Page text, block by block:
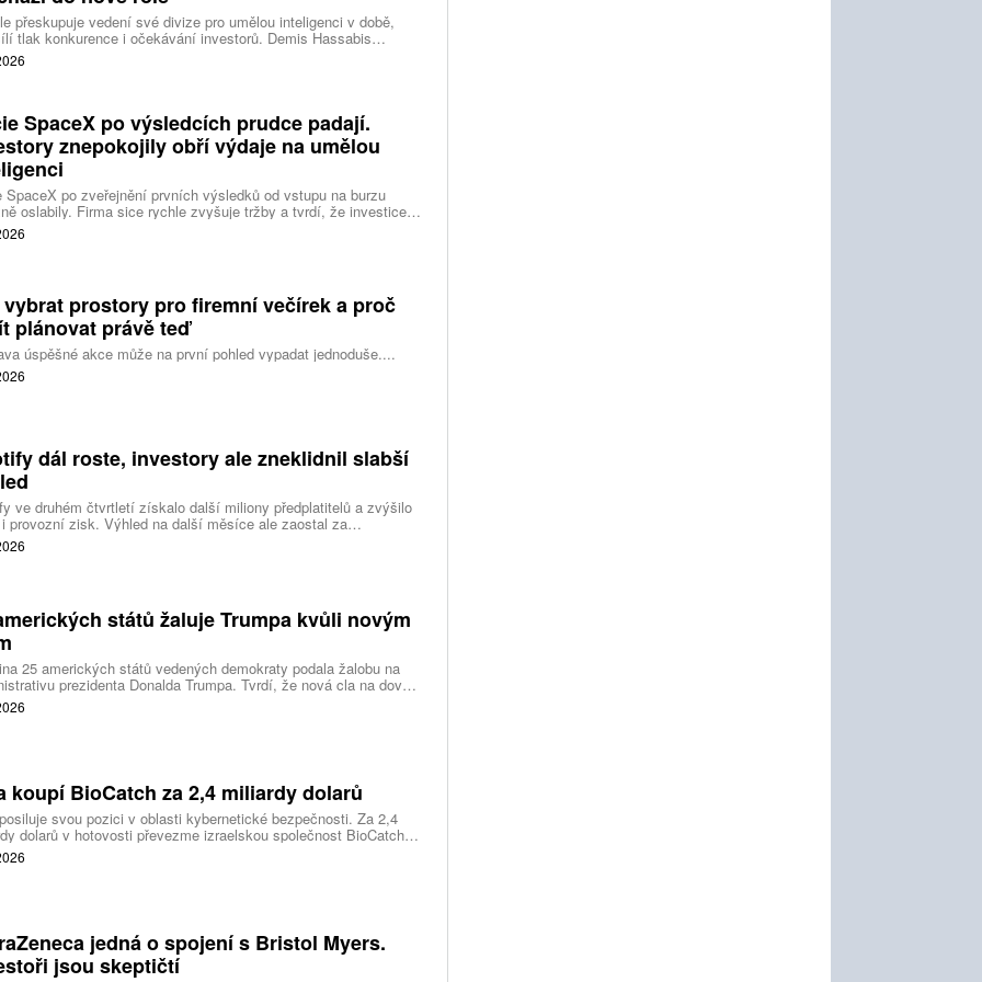
přeskupuje vedení své divize pro umělou inteligenci v době,
tlak konkurence i očekávání investorů. Demis Hassabis
každodenní řízení DeepMind a zaměří se na vývoj pokročilé
inteligence i její dopad na společnost.
SpaceX po výsledcích prudce padají.
znepokojily obří výdaje na umělou
SpaceX po zveřejnění prvních výsledků od vstupu na burzu
oslabily. Firma sice rychle zvyšuje tržby a tvrdí, že investice
inteligence se vracejí mnohem rychleji než dříve, investoři ale
zda je tempo rekordních výdajů dlouhodobě udržitelné.
prostory pro firemní večírek a proč
plánovat právě teď
úspěšné akce může na první pohled vypadat jednoduše....
dál roste, investory ale zneklidnil slabší
ve druhém čtvrtletí získalo další miliony předplatitelů a zvýšilo
provozní zisk. Výhled na další měsíce ale zaostal za
a ukázal, že další růst bude vyžadovat vyšší výdaje na
nové služby a umělou inteligenci.
států žaluje Trumpa kvůli novým
25 amerických států vedených demokraty podala žalobu na
prezidenta Donalda Trumpa. Tvrdí, že nová cla na dovoz
zemí překračují pravomoci prezidenta a obcházejí předchozí
amerických soudů.
koupí BioCatch za 2,4 miliardy dolarů
svou pozici v oblasti kybernetické bezpečnosti. Za 2,4
dolarů v hotovosti převezme izraelskou společnost BioCatch,
bankám odhalovat podvody podle chování uživatelů při
internetovým bankovnictvím.
jedná o spojení s Bristol Myers.
jsou skeptičtí